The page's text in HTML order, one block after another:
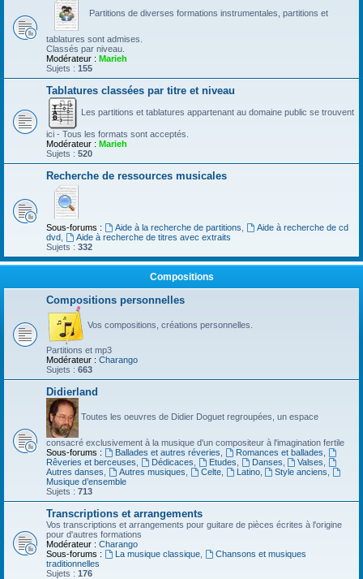
Partitions de diverses formations instrumentales, partitions et
tablatures sont admises.
Classés par niveau.
Modérateur : Marieh
Sujets : 155
Tablatures classées par titre et niveau
Les partitions et tablatures appartenant au domaine public se trouvent
ici - Tous les formats sont acceptés.
Modérateur : Marieh
Sujets : 520
Recherche de ressources musicales
Sous-forums : Aide à la recherche de partitions
Aide à recherche de cd
dvd
Aide à recherche de titres avec extraits
Sujets : 332
Compositions
Compositions personnelles
Vos compositions, créations personnelles.
Partitions et mp3
Modérateur : Charango
Sujets : 663
Didierland
Toutes les oeuvres de Didier Doguet regroupées, un espace
consacré exclusivement à la musique d'un compositeur à l'imagination fertile
Sous-forums :
Ballades et autres réveries Romances et ballades
Rêveries et berceuses
Dédicaces Etudes Danses Valses
Autres danses
Autres musiques Celte, Latino, Style anciens
Musique d’ensemble
Sujets : 713
Transcriptions et arrangements
Vos transcriptions et arrangements pour guitare de pièces écrites à l'origine
pour d'autres formations
Modérateur : Charango
Sous-forums :
La musique classique,
Chansons et musiques
traditionnelles
Sujets : 176